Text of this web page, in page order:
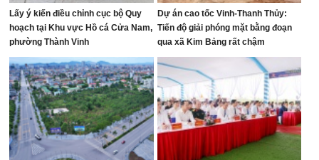
Lấy ý kiến điều chỉnh cục bộ Quy
hoạch tại Khu vực Hồ cá Cửa Nam,
phường Thành Vinh
Dự án cao tốc Vinh-Thanh Thủy:
Tiến độ giải phóng mặt bằng đoạn
qua xã Kim Bảng rất chậm